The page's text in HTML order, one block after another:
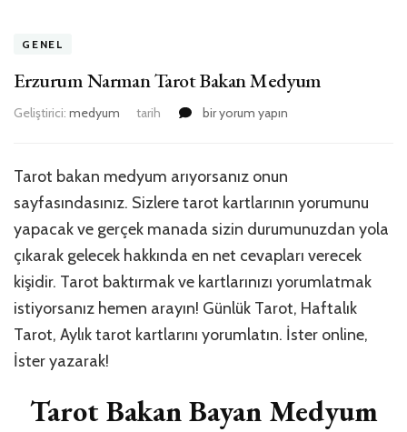
GENEL
Erzurum Narman Tarot Bakan Medyum
Geliştirici: medyum tarih
Erzurum
için
bir yorum yapın
Tarot bakan medyum arıyorsanız onun
sayfasındasınız. Sizlere tarot kartlarının yorumunu
yapacak ve gerçek manada sizin durumunuzdan yola
çıkarak gelecek hakkında en net cevapları verecek
kişidir. Tarot baktırmak ve kartlarınızı yorumlatmak
istiyorsanız hemen arayın! Günlük Tarot, Haftalık
Tarot, Aylık tarot kartlarını yorumlatın. İster online,
İster yazarak!
Tarot Bakan Bayan Medyum